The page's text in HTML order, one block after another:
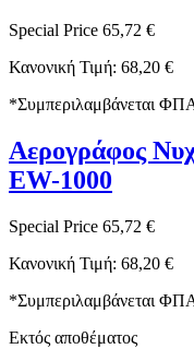
Special Price 65,72 €
Κανονική Τιμή: 68,20 €
*Συμπεριλαμβάνεται
Αερογράφος
EW-1000
Special Price 65,72 €
Κανονική Τιμή: 68,20 €
*Συμπεριλαμβάνεται
Εκτός αποθέματος